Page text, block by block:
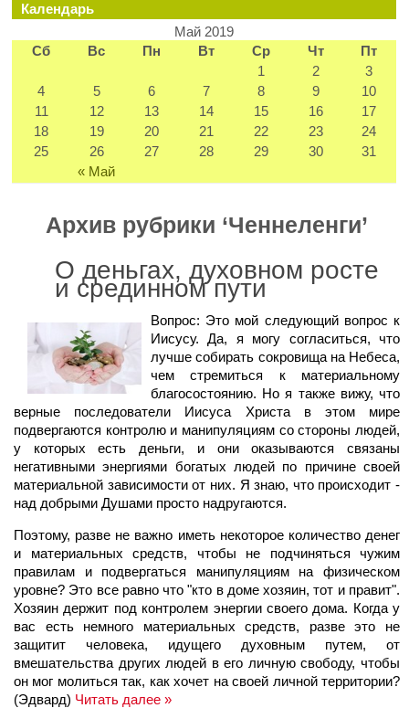
Календарь
Май 2019
Сб
Вс Пн Вт Ср Чт Пт
« Май
1 2
3
4
5 6 7 8 9
10
11
12 13 14 15 16
17
18
19 20 21 22 23
24
25
26 27 28 29 30 31
Архив рубрики ‘Ченнеленги’
О деньгах, духовном росте
и срединном пути
Вопрос: Это мой следующий вопрос к
Иисусу. Да, я могу согласиться, что
лучше собирать сокровища на Небеса,
чем стремиться к материальному
благосостоянию. Но я также вижу, что
верные последователи Иисуса Христа в этом мире
подвергаются контролю и манипуляциям со стороны людей,
у которых есть деньги, и они оказываются связаны
негативными энергиями богатых людей по причине своей
материальной зависимости от них. Я знаю, что происходит -
над добрыми Душами просто надругаются.
Поэтому, разве не важно иметь некоторое количество денег
и материальных средств, чтобы не подчиняться чужим
правилам и подвергаться манипуляциям на физическом
уровне? Это все равно что "кто в доме хозяин, тот и правит".
Хозяин держит под контролем энергии своего дома. Когда у
вас есть немного материальных средств, разве это не
защитит человека, идущего духовным путем, от
вмешательства других людей в его личную свободу, чтобы
он мог молиться так, как хочет на своей личной территории?
(Эдвард) Читать далее »